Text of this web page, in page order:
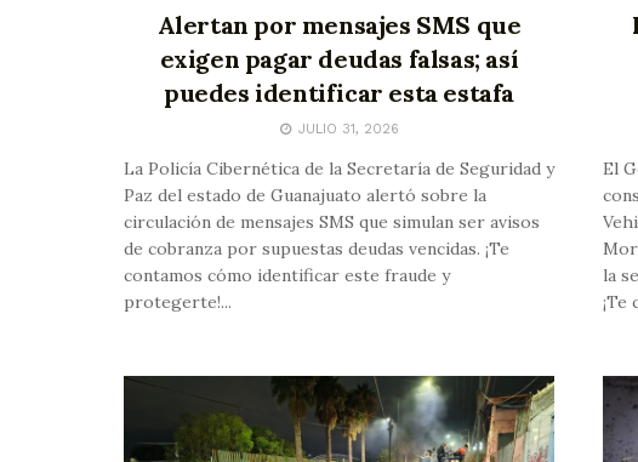
Alertan por mensajes SMS que
exigen pagar deudas falsas; así
puedes identificar esta estafa
JULIO 31, 2026
La Policía Cibernética de la Secretaría de Seguridad y
Paz del estado de Guanajuato alertó sobre la
circulación de mensajes SMS que simulan ser avisos
de cobranza por supuestas deudas vencidas. ¡Te
contamos cómo identificar este fraude y
protegerte!...
El
la
¡Te